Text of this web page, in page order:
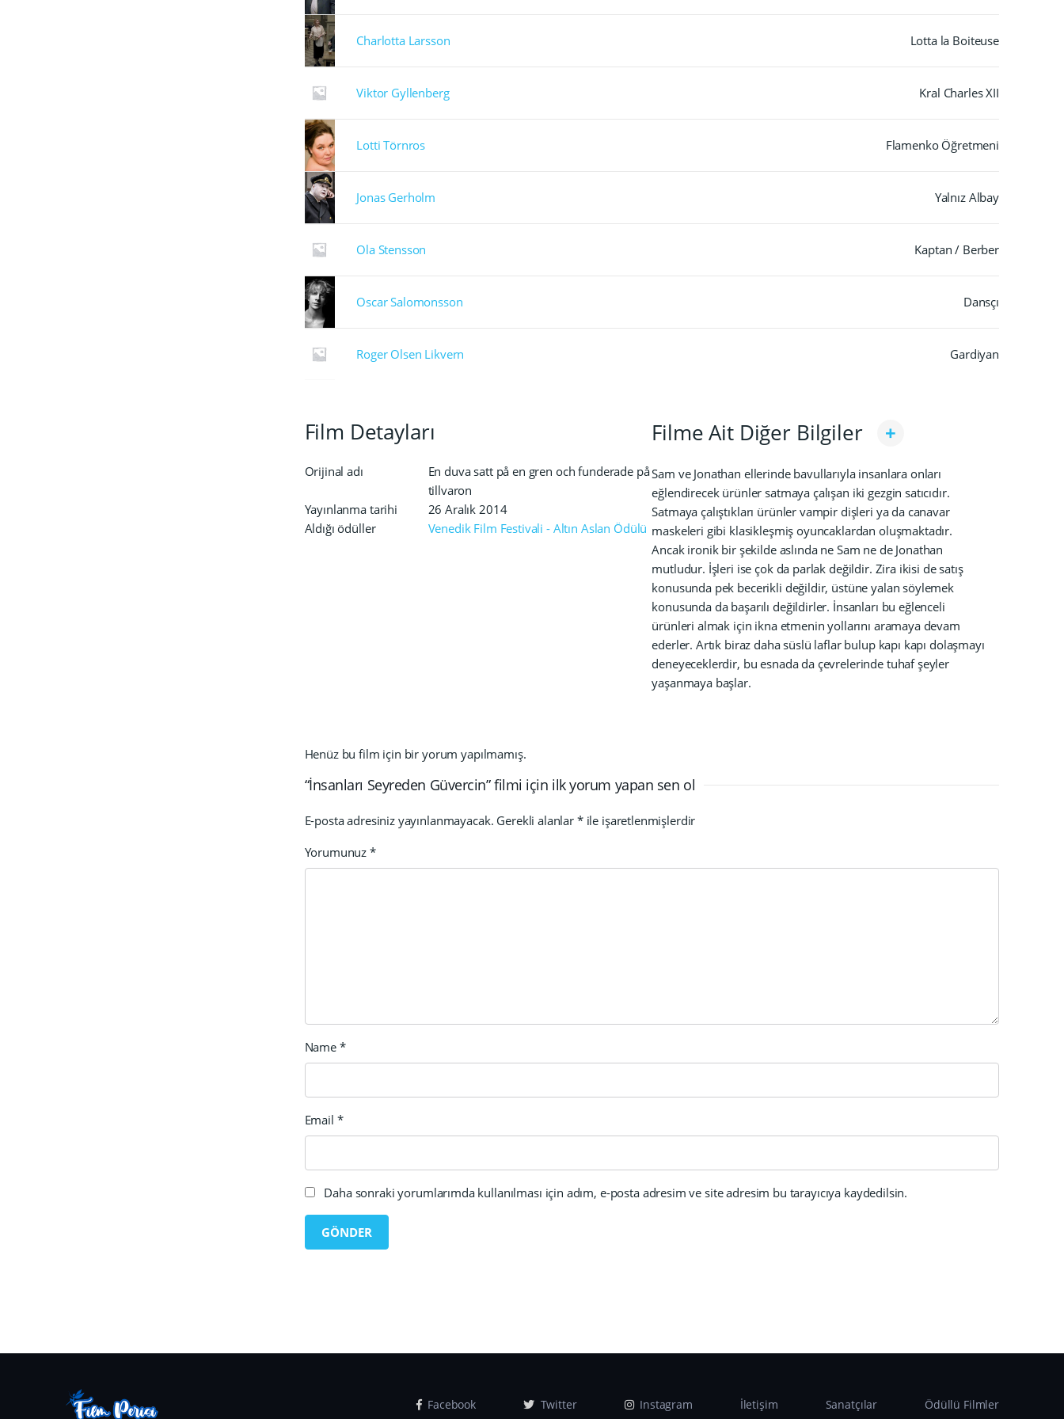
Charlotta Larsson Lotta la Boiteuse
Viktor Gyllenberg Kral Charles XII
Lotti Törnros Flamenko Öğretmeni
Jonas Gerholm Yalnız Albay
Ola Stensson Kaptan / Berber
Oscar Salomonsson Dansçı
Roger Olsen Likvern Gardiyan
Film Detayları
Orijinal adı
En duva satt på en gren och funderade på
tillvaron
Yayınlanma tarihi
26 Aralık 2014
Aldığı ödüller
Venedik Film Festivali - Altın Aslan Ödülü
Filme Ait Diğer Bilgiler
Sam ve Jonathan ellerinde bavullarıyla insanlara onları
eğlendirecek ürünler satmaya çalışan iki gezgin satıcıdır.
Satmaya çalıştıkları ürünler vampir dişleri ya da canavar
maskeleri gibi klasikleşmiş oyuncaklardan oluşmaktadır.
Ancak ironik bir şekilde aslında ne Sam ne de Jonathan
mutludur. İşleri ise çok da parlak değildir. Zira ikisi de satış
konusunda pek becerikli değildir, üstüne yalan söylemek
konusunda da başarılı değildirler. İnsanları bu eğlenceli
ürünleri almak için ikna etmenin yollarını aramaya devam
ederler. Artık biraz daha süslü laflar bulup kapı kapı dolaşmayı
deneyeceklerdir, bu esnada da çevrelerinde tuhaf şeyler
yaşanmaya başlar.
“İnsanları Seyreden Güvercin” filmi için ilk yorum yapan sen ol
E-posta adresiniz yayınlanmayacak. Gerekli alanlar *ile işaretlenmişlerdir
Yorumunuz *
Name *
Email *
Daha sonraki yorumlarımda kullanılması için adım, e-posta adresim ve site adresim bu tarayıcıya kaydedilsin.
Henüz bu film için bir yorum yapılmamış.
Facebook Twitter Instagram İletişim Sanatçılar Ödüllü Filmler